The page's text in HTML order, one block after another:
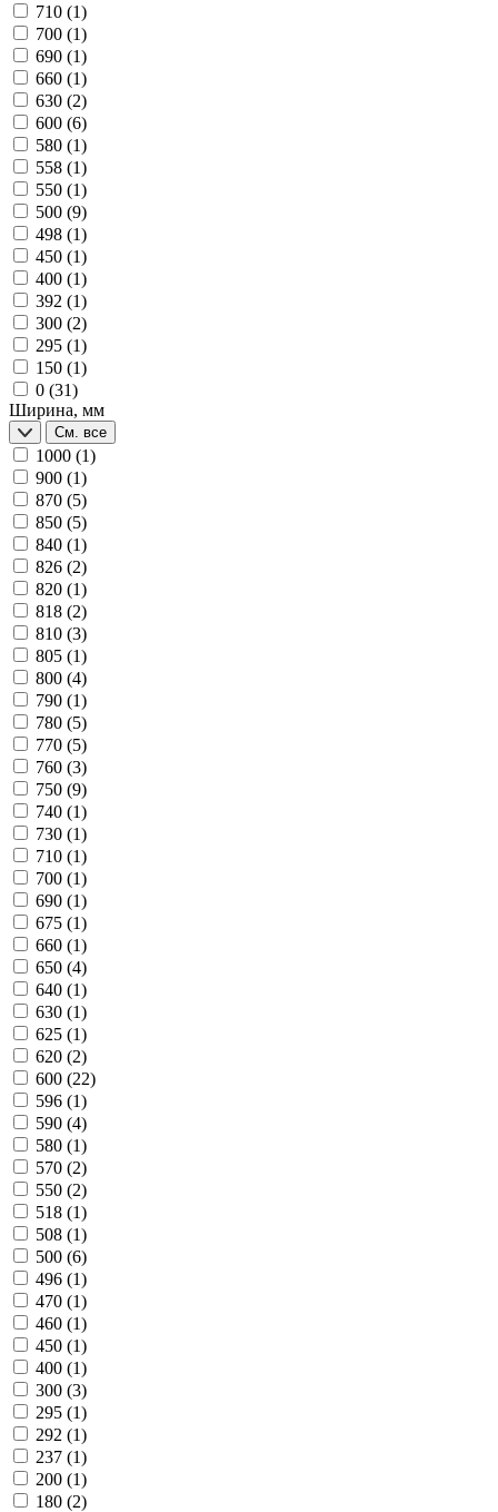
710 (1)
700 (1)
690 (1)
660 (1)
630 (2)
600 (6)
580 (1)
558 (1)
550 (1)
500 (9)
498 (1)
450 (1)
400 (1)
392 (1)
300 (2)
295 (1)
150 (1)
0 (31)
Ширина, мм
См. все
1000 (1)
900 (1)
870 (5)
850 (5)
840 (1)
826 (2)
820 (1)
818 (2)
810 (3)
805 (1)
800 (4)
790 (1)
780 (5)
770 (5)
760 (3)
750 (9)
740 (1)
730 (1)
710 (1)
700 (1)
690 (1)
675 (1)
660 (1)
650 (4)
640 (1)
630 (1)
625 (1)
620 (2)
600 (22)
596 (1)
590 (4)
580 (1)
570 (2)
550 (2)
518 (1)
508 (1)
500 (6)
496 (1)
470 (1)
460 (1)
450 (1)
400 (1)
300 (3)
295 (1)
292 (1)
237 (1)
200 (1)
180 (2)